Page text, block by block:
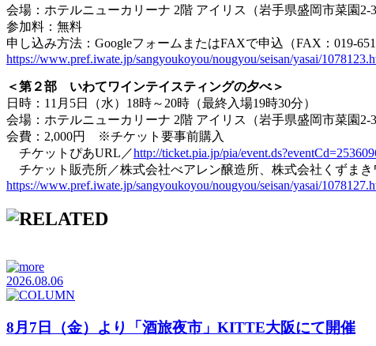
会場：ホテルニューカリーナ 2階 アイリス（岩手県盛岡市菜園2-
参加料：無料
申し込み方法：GoogleフォームまたはFAXで申込（FAX：019-651-
https://www.pref.iwate.jp/sangyoukoyou/nougyou/seisan/yasai/
＜第２部 いわてワインテイスティングの夕べ＞
日時：11月5日（水）18時～20時（最終入場19時30分）
会場：ホテルニューカリーナ 2階 アイリス（岩手県盛岡市菜園2-
会費：2,000円 ※チケット要事前購入
チケットぴあURL／http://ticket.pia.jp/pia/
チケット販売所／株式会社べアレン醸造所、株式会社くずま
https://www.pref.iwate.jp/sangyoukoyou/nougyou/seisan/yasai/
2026.08.06
8月7日（金）より「酒旅夜市」KITTE大阪にて開催